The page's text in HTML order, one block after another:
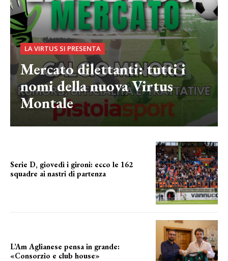
LA VIRTUS SI PRESENTA
Mercato dilettanti: tutti i
nomi della nuova Virtus
Montale
Serie D, giovedì i gironi: ecco le 162
squadre ai nastri di partenza
L’Am Aglianese pensa in grande:
«Consorzio e club house»